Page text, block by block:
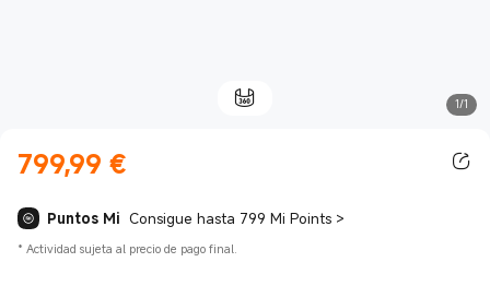
1/1
799,99 €
Current Price €799.99
Puntos Mi Consigue hasta 799 Mi Points >
* Actividad sujeta al precio de pago final.